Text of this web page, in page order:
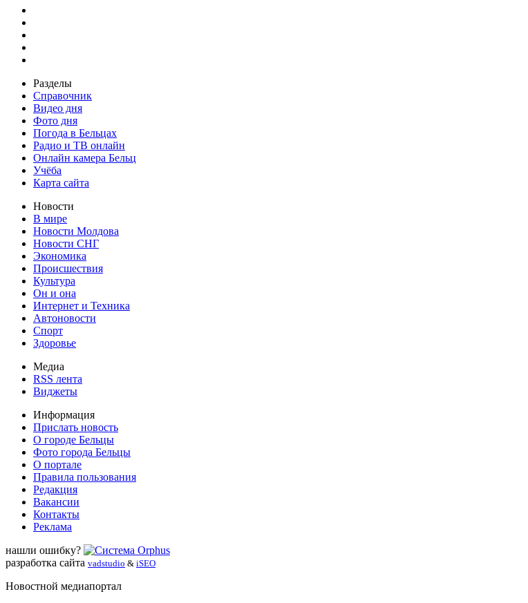
Разделы
Справочник
Видео дня
Фото дня
Погода в Бельцах
Радио и ТВ онлайн
Онлайн камера Бельц
Учёба
Карта сайта
Новости
В мире
Новости Молдова
Новости СНГ
Экономика
Происшествия
Культура
Он и она
Интернет и Техника
Автоновости
Спорт
Здоровье
Медиа
RSS лента
Виджеты
Информация
Прислать новость
О городе Бельцы
Фото города Бельцы
О портале
Правила пользования
Редакция
Вакансии
Контакты
Реклама
нашли ошибку?
разработка сайта vadstudio & iSEO
Новостной медиапортал